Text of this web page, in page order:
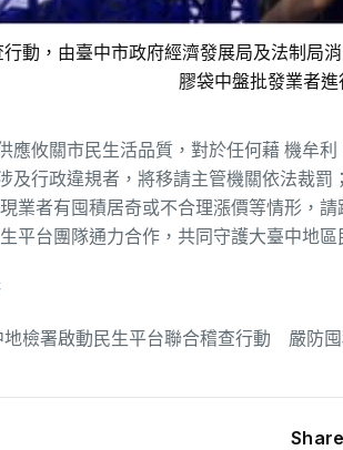
動，由臺中市政府經濟發展局及法制局
膠袋中盤批發業者進
應攸關市民生活品質，對於任何藉 機牟
及行政違規者，將移請主管機關依法裁
業者有囤積居奇或不合理漲價等情形，
平台團隊通力合作，共同守護大臺中地
地檢署啟動民生平台聯合稽查行動 嚴防